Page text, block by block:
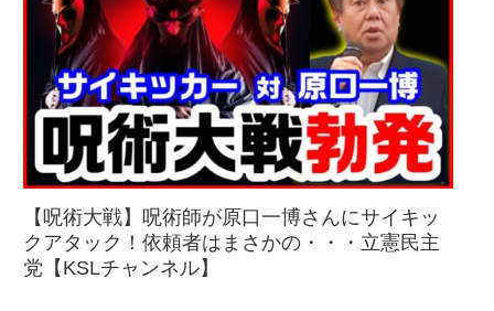
【呪術大戦】呪術師が原口一博さんにサイキッ
クアタック！依頼者はまさかの・・・立憲民主
党【KSLチャンネル】